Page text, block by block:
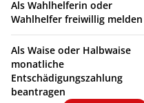
Als Wahlhelferin oder
Wahlhelfer freiwillig melden
Als Waise oder Halbwaise
monatliche
Entschädigungszahlung
beantragen